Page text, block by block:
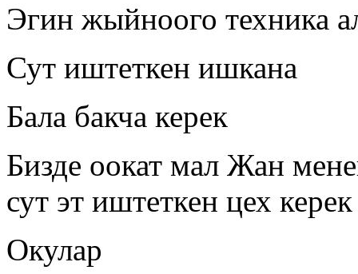
Эгин жыйноого техника
Сут иштеткен ишкана
Бала бакча керек
Бизде оокат мал Жан
сут эт иштеткен цех керек
Окулар